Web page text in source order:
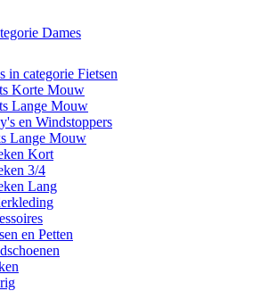
Dames
in categorie Fietsen
Korte Mouw
Lange Mouw
en Windstoppers
Lange Mouw
Kort
3/4
Lang
en Petten